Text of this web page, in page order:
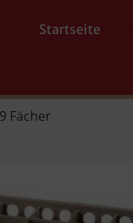
Startseite
Fächer